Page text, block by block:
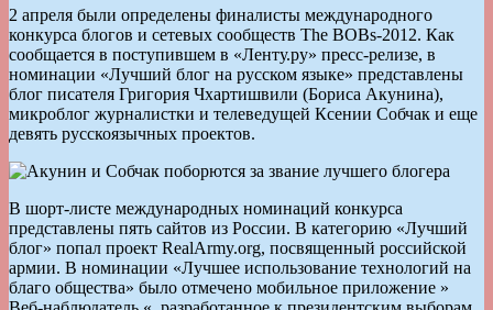
2 апреля были определены финалисты международного
конкурса блогов и сетевых сообществ The BOBs-2012. Как
сообщается в поступившем в «Ленту.ру» пресс-релизе, в
номинации «Лучший блог на русском языке» представлены
блог писателя Григория Чхартишвили (Бориса Акунина),
микроблог журналистки и телеведущей Ксении Собчак и еще
девять русскоязычных проектов.
В шорт-листе международных номинаций конкурса
представлены пять сайтов из России. В категорию «Лучший
блог» попал проект RealArmy.org, посвященный российской
армии. В номинации «Лучшее использование технологий на
благо общества» было отмечено мобильное приложение »